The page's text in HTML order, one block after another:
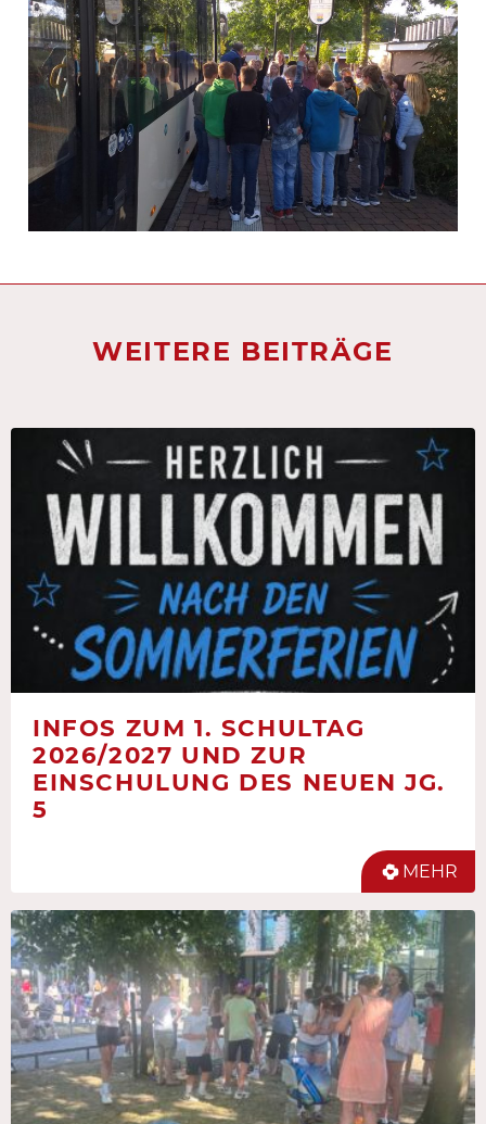
WEITERE BEITRÄGE
INFOS ZUM 1. SCHULTAG
2026/2027 UND ZUR
EINSCHULUNG DES NEUEN JG.
5
MEHR